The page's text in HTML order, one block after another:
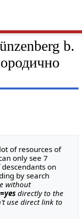
b.
of resources of
only see 7
on
by search
without
directly to the
use direct link to